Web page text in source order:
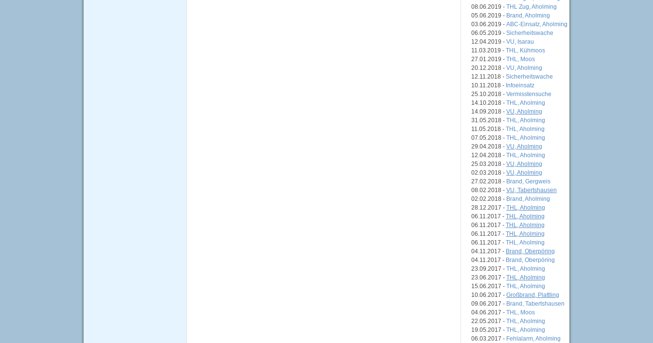
08.06.2019 - THL Zug, Aholming
05.06.2019 - Brand, Aholming
03.06.2019 - ABC-Einsatz, Aholming
06.05.2019 - Sicherheitswache
12.04.2019 - VU, Isarau
11.03.2019 - THL, Kühmoos
27.01.2019 - THL, Moos
20.12.2018 - VU, Aholming
12.11.2018 - Sicherheitswache
10.11.2018 - Infoeinsatz
25.10.2018 - Vermisstensuche
14.10.2018 - THL, Aholming
14.09.2018 - VU, Aholming
31.05.2018 - THL, Aholming
11.05.2018 - THL, Aholming
07.05.2018 - THL, Aholming
29.04.2018 - VU, Aholming
12.04.2018 - THL, Aholming
25.03.2018 - VU, Aholming
02.03.2018 - VU, Aholming
27.02.2018 - Brand, Gergweis
08.02.2018 - VU, Tabertshausen
02.02.2018 - Brand, Aholming
28.12.2017 - THL, Aholming
06.11.2017 - THL, Aholming
06.11.2017 - THL, Aholming
06.11.2017 - THL, Aholming
06.11.2017 - THL, Aholming
04.11.2017 - Brand, Oberpöring
04.11.2017 - Brand, Oberpöring
23.09.2017 - THL, Aholming
23.06.2017 - THL, Aholming
15.06.2017 - THL, Aholming
10.06.2017 - Großbrand, Plattling
09.06.2017 - Brand, Tabertshausen
04.06.2017 - THL, Moos
22.05.2017 - THL, Aholming
19.05.2017 - THL, Aholming
06.03.2017 - Fehlalarm, Aholming